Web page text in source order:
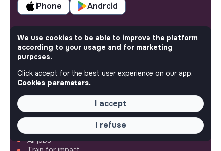
iPhone Android
ABOUT
More about Jobs
Our mission and impact
Makesense NGO
QUICK LINKS
All jobs
We use cookies to be able to improve the platform
according to your usage and for marketing
purposes.
Click accept for the best user experience on our app.
Cookies parameters.
I accept
I refuse